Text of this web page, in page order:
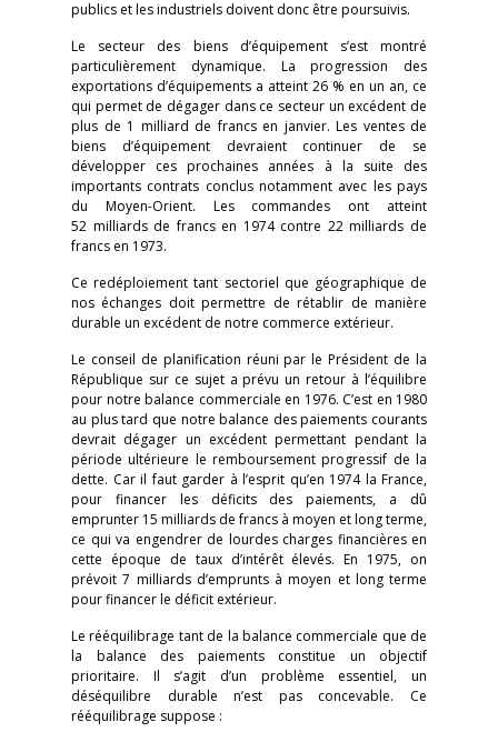
publics et les industriels doivent donc être poursuivis.
Le secteur des biens d’équipement s’est montré
particulièrement dynamique. La progression des
exportations d’équipements a atteint 26 % en un an, ce
qui permet de dégager dans ce secteur un excédent de
plus de 1 milliard de francs en janvier. Les ventes de
biens d’équipement devraient continuer de se
développer ces prochaines années à la suite des
importants contrats conclus notamment avec les pays
du Moyen-Orient. Les commandes ont atteint
52 milliards de francs en 1974 contre 22 milliards de
francs en 1973.
Ce redéploiement tant sectoriel que géographique de
nos échanges doit permettre de rétablir de manière
durable un excédent de notre commerce extérieur.
Le conseil de planification réuni par le Président de la
République sur ce sujet a prévu un retour à l’équilibre
pour notre balance commerciale en 1976. C’est en 1980
au plus tard que notre balance des paiements courants
devrait dégager un excédent permettant pendant la
période ultérieure le remboursement progressif de la
dette. Car il faut garder à l’esprit qu’en 1974 la France,
pour financer les déficits des paiements, a dû
emprunter 15 milliards de francs à moyen et long terme,
ce qui va engendrer de lourdes charges financières en
cette époque de taux d’intérêt élevés. En 1975, on
prévoit 7 milliards d’emprunts à moyen et long terme
pour financer le déficit extérieur.
Le rééquilibrage tant de la balance commerciale que de
la balance des paiements constitue un objectif
prioritaire. Il s’agit d’un problème essentiel, un
déséquilibre durable n’est pas concevable. Ce
rééquilibrage suppose :